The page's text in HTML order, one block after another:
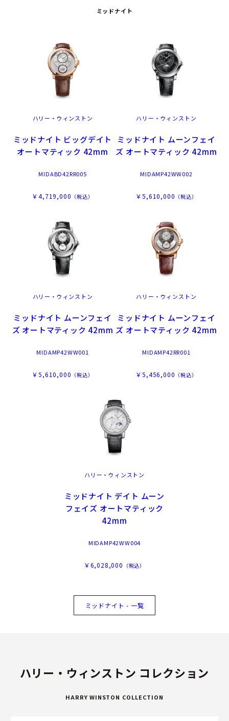
ミッドナイト
ハリー・ウィンストン
ミッドナイト ビッグデイト
オートマティック 42mm
MIDABD42RR005
￥4,719,000 （税込）
ハリー・ウィンストン
ミッドナイト ムーンフェイ
ズ オートマティック 42mm
MIDAMP42WW002
￥5,610,000 （税込）
ハリー・ウィンストン
ミッドナイト ムーンフェイ
ズ オートマティック 42mm
MIDAMP42WW001
￥5,610,000 （税込）
ハリー・ウィンストン
ミッドナイト ムーンフェイ
ズ オートマティック 42mm
MIDAMP42RR001
￥5,456,000 （税込）
ハリー・ウィンストン
ミッドナイト デイト ムーン
フェイズ オートマティック
42mm
MIDAMP42WW004
￥6,028,000 （税込）
ミッドナイト - 一覧
ハリー・ウィンストン コレクション
HARRY WINSTON COLLECTION